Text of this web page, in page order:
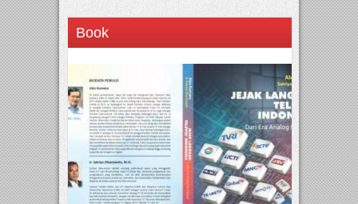
Book